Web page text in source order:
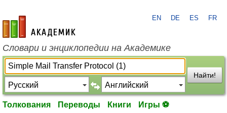
academic.ru
EN DE ES FR
Словари и энциклопедии на Академике
Найти!
Толкования Переводы Книги Игры ⚽